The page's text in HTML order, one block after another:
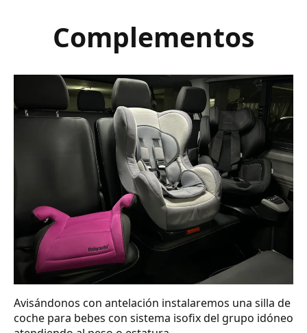
Complementos
Avisándonos con antelación instalaremos una silla de
coche para bebes con sistema isofix del grupo idóneo